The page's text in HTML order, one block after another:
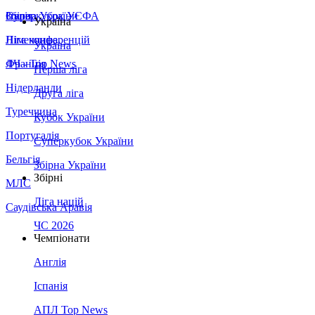
Збірна України
Італія
Німеччина
Франція
Нідерланди
Туреччина
Португалія
Бельгія
МЛС
Саудівська Аравія
Суперкубок УЄФА
Ліга конференцій
ЛЧ - Top News
Україна
Україна
Перша ліга
Друга ліга
Кубок України
Суперкубок України
Збірна України
Збірні
Ліга націй
ЧС 2026
Чемпіонати
Англія
Іспанія
АПЛ Top News